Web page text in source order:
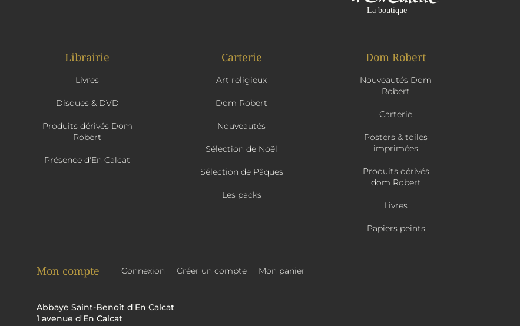
Librairie
Livres
Disques & DVD
Produits dérivés Dom
Robert
Présence d'En Calcat
Carterie
Art religieux
Dom Robert
Nouveautés
Sélection de Noël
Sélection de Pâques
Les packs
Dom Robert
Nouveautés Dom
Robert
Carterie
Posters & toiles
imprimées
Produits dérivés
dom Robert
Livres
Papiers peints
Mon compte Connexion Créer un compte Mon panier
Abbaye Saint-Benoît d'En Calcat
1 avenue d'En Calcat